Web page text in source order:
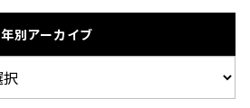
年別アーカイブ